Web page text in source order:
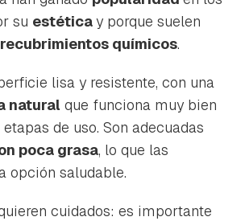
su estéticay porque suelen
químicos.
lisa y resistente, con una
natural que funciona muy bien
de uso. Son adecuadas
poca grasa, lo que las
opción saludable.
cuidados: es importante